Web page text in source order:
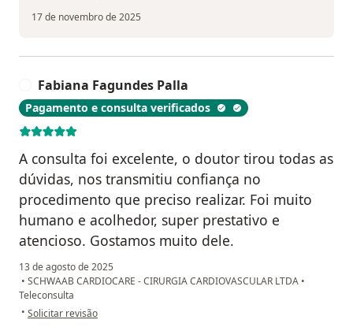
17 de novembro de 2025
Fabiana Fagundes Palla
Pagamento e consulta verificados
A consulta foi excelente, o doutor tirou todas as
dúvidas, nos transmitiu confiança no
procedimento que preciso realizar. Foi muito
humano e acolhedor, super prestativo e
atencioso. Gostamos muito dele.
13 de agosto de 2025
• SCHWAAB CARDIOCARE - CIRURGIA CARDIOVASCULAR LTDA •
Teleconsulta
• na opinião do utilizador Fabiana Fagundes Palla
Solicitar revisão